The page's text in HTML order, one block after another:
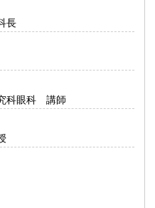
長
科眼科 講師